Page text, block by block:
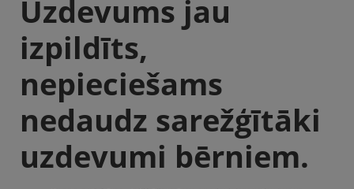
Uzdevums jau
izpildīts,
nepieciešams
nedaudz sarežģītāki
uzdevumi bērniem.